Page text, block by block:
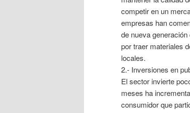
competir en un
empresas han
de nueva
por traer materiales
locales.
2.- Inversiones en
El sector invierte
meses ha
consumidor que